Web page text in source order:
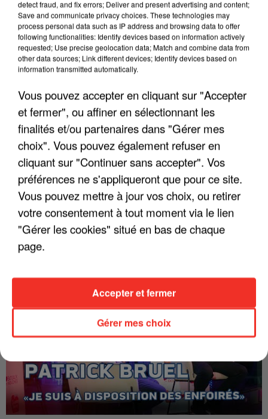
TITRES DIFFUSÉS
6h40
6h40
LOUANE
Avenir
6h36
6h36
JULIEN CLERC
Coeur De Rocker
6h31
6h31
MICHEL SARDOU
En Chantant
LES INTERVIEWS CHANTE FRANCE
detect fraud, and fix errors; Deliver and present advertising and content;
Save and communicate privacy choices. These technologies may
process personal data such as IP address and browsing data to offer
following functionalities: Identify devices based on information actively
requested; Use precise geolocation data; Match and combine data from
other data sources; Link different devices; Identify devices based on
information transmitted automatically.
Vous pouvez accepter en cliquant sur "Accepter
et fermer", ou affiner en sélectionnant les
finalités et/ou partenaires dans "Gérer mes
choix". Vous pouvez également refuser en
cliquant sur "Continuer sans accepter". Vos
préférences ne s'appliqueront que pour ce site.
Vous pouvez mettre à jour vos choix, ou retirer
votre consentement à tout moment via le lien
"Gérer les cookies" situé en bas de chaque
page.
Gérer mes choix
Accepter et fermer